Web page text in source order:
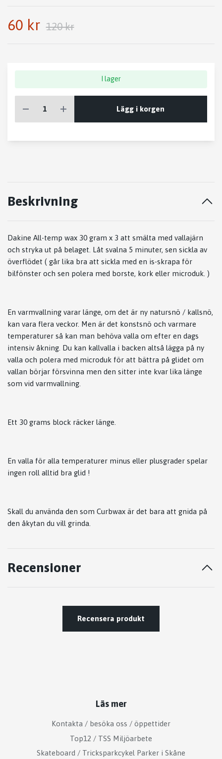
60 kr 120 kr
I lager
Lägg i korgen
Beskrivning
Dakine All-temp wax 30 gram x 3 att smälta med vallajärn
och stryka ut på belaget. Låt svalna 5 minuter, sen sickla av
överflödet ( går lika bra att sickla med en is-skrapa för
bilfönster och sen polera med borste, kork eller microduk. )
En varmvallning varar länge, om det är ny natursnö / kallsnö,
kan vara flera veckor. Men är det konstsnö och varmare
temperaturer så kan man behöva valla om efter en dags
intensiv åkning. Du kan kallvalla i backen altså lägga på ny
valla och polera med microduk för att bättra på glidet om
vallan börjar försvinna men den sitter inte kvar lika länge
som vid varmvallning.
Ett 30 grams block räcker länge.
En valla för alla temperaturer minus eller plusgrader spelar
ingen roll alltid bra glid !
Skall du använda den som Curbwax är det bara att gnida på
den åkytan du vill grinda.
Recensioner
Recensera produkt
Läs mer
Kontakta / besöka oss / öppettider
Top12 / TSS Miljöarbete
Skateboard / Tricksparkcykel Parker i Skåne